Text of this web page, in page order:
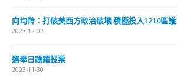
向均羚：打破美西方政治破壞 積極投入1210區
2023-12-02
選舉日踴躍投票
2023-11-30